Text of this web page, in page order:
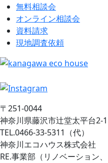
無料相談会
オンライン相談会
資料請求
現地調査依頼
〒251-0044
神奈川県藤沢市辻堂太平台2-
TEL.0466-33-5311（代）
神奈川エコハウス株式会社
RE.事業部（リノベーション